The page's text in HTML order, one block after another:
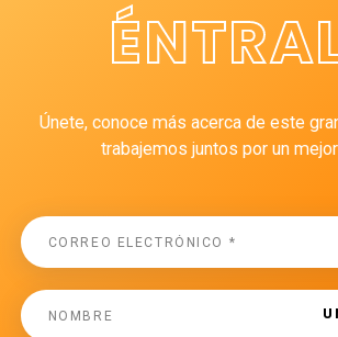
Únete, conoce más acerca de este
trabajemos juntos por un